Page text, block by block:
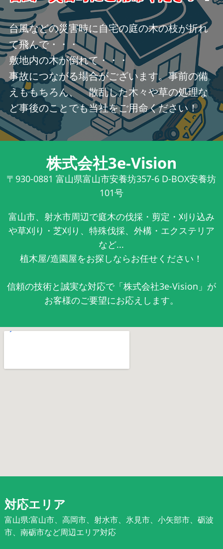
台風などの災害時に自宅の庭の木の枝が折れ
て飛んで・・・
敷地内の木が倒れて・・・
事故につながる場合がございます。事前の備
えももちろん、 散乱した木々や草の処理な
ど事後のことでも当社をご用命ください！
株式会社3e-Vision
〒930-0881 富山県富山市安養坊357-6 D-BOX安養坊
101号
富山市、射水市周辺で庭木の伐採・剪定・刈り込み
や草刈り・芝刈り、特殊伐採、外構・エクステリア
など...
植木屋/造園屋をお探しならお任せください！
信頼の技術と誠実な対応で「株式会社3e-Vision」が
お客様のご要望にお応えします。
対応エリア
富山県:富山市、高岡市、射水市、氷見市、小矢部市、砺波
市、南砺市など周辺エリア対応